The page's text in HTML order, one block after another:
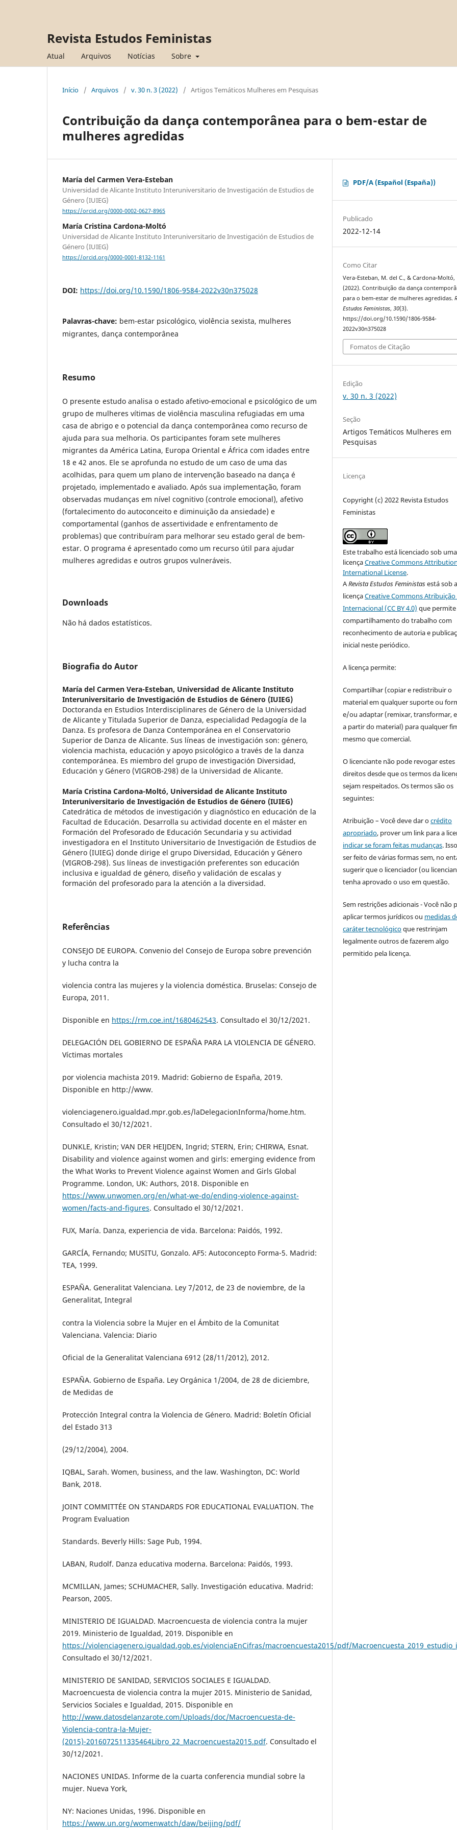
Revista Estudos Feministas
Atual Arquivos Notícias Sobre
Início / Arquivos / v. 30 n. 3 (2022) / Artigos Temáticos Mulheres em Pesquisas
Contribuição da dança contemporânea para o bem-estar de
mulheres agredidas
María del Carmen Vera-Esteban
Universidad de Alicante Instituto Interuniversitario de Investigación de Estudios de
Género (IUIEG)
https://orcid.org/0000-0002-0627-8965
María Cristina Cardona-Moltó
Universidad de Alicante Instituto Interuniversitario de Investigación de Estudios de
Género (IUIEG)
https://orcid.org/0000-0001-8132-1161
DOI: https://doi.org/10.1590/1806-9584-2022v30n375028
Palavras-chave: bem-estar psicológico, violência sexista, mulheres
migrantes, dança contemporânea
Resumo
O presente estudo analisa o estado afetivo-emocional e psicológico de um
grupo de mulheres vítimas de violência masculina refugiadas em uma
casa de abrigo e o potencial da dança contemporânea como recurso de
ajuda para sua melhoria. Os participantes foram sete mulheres
migrantes da América Latina, Europa Oriental e África com idades entre
18 e 42 anos. Ele se aprofunda no estudo de um caso de uma das
acolhidas, para quem um plano de intervenção baseado na dança é
projetado, implementado e avaliado. Após sua implementação, foram
observadas mudanças em nível cognitivo (controle emocional), afetivo
(fortalecimento do autoconceito e diminuição da ansiedade) e
comportamental (ganhos de assertividade e enfrentamento de
problemas) que contribuíram para melhorar seu estado geral de bem-
estar. O programa é apresentado como um recurso útil para ajudar
mulheres agredidas e outros grupos vulneráveis.
Downloads
Não há dados estatísticos.
Biografia do Autor
María del Carmen Vera-Esteban, Universidad de Alicante Instituto
Interuniversitario de Investigación de Estudios de Género (IUIEG)
Doctoranda en Estudios Interdisciplinares de Género de la Universidad
de Alicante y Titulada Superior de Danza, especialidad Pedagogía de la
Danza. Es profesora de Danza Contemporánea en el Conservatorio
Superior de Danza de Alicante. Sus líneas de investigación son: género,
violencia machista, educación y apoyo psicológico a través de la danza
contemporánea. Es miembro del grupo de investigación Diversidad,
Educación y Género (VIGROB-298) de la Universidad de Alicante.
María Cristina Cardona-Moltó, Universidad de Alicante Instituto
Interuniversitario de Investigación de Estudios de Género (IUIEG)
Catedrática de métodos de investigación y diagnóstico en educación de la
Facultad de Educación. Desarrolla su actividad docente en el máster en
Formación del Profesorado de Educación Secundaria y su actividad
investigadora en el Instituto Universitario de Investigación de Estudios de
Género (IUIEG) donde dirige el grupo Diversidad, Educación y Género
(VIGROB-298). Sus líneas de investigación preferentes son educación
inclusiva e igualdad de género, diseño y validación de escalas y
formación del profesorado para la atención a la diversidad.
Referências
CONSEJO DE EUROPA. Convenio del Consejo de Europa sobre prevención
y lucha contra la
violencia contra las mujeres y la violencia doméstica. Bruselas: Consejo de
Europa, 2011.
Disponible en https://rm.coe.int/1680462543. Consultado el 30/12/2021.
DELEGACIÓN DEL GOBIERNO DE ESPAÑA PARA LA VIOLENCIA DE GÉNERO.
Víctimas mortales
por violencia machista 2019. Madrid: Gobierno de España, 2019.
Disponible en http://www.
violenciagenero.igualdad.mpr.gob.es/laDelegacionInforma/home.htm.
Consultado el 30/12/2021.
DUNKLE, Kristin; VAN DER HEIJDEN, Ingrid; STERN, Erin; CHIRWA, Esnat.
Disability and violence against women and girls: emerging evidence from
the What Works to Prevent Violence against Women and Girls Global
Programme. London, UK: Authors, 2018. Disponible en
https://www.unwomen.org/en/what-we-do/ending-violence-against-
women/facts-and-figures. Consultado el 30/12/2021.
FUX, María. Danza, experiencia de vida. Barcelona: Paidós, 1992.
GARCÍA, Fernando; MUSITU, Gonzalo. AF5: Autoconcepto Forma-5. Madrid:
TEA, 1999.
ESPAÑA. Generalitat Valenciana. Ley 7/2012, de 23 de noviembre, de la
Generalitat, Integral
contra la Violencia sobre la Mujer en el Ámbito de la Comunitat
Valenciana. Valencia: Diario
Oficial de la Generalitat Valenciana 6912 (28/11/2012), 2012.
ESPAÑA. Gobierno de España. Ley Orgánica 1/2004, de 28 de diciembre,
de Medidas de
Protección Integral contra la Violencia de Género. Madrid: Boletín Oficial
del Estado 313
(29/12/2004), 2004.
IQBAL, Sarah. Women, business, and the law. Washington, DC: World
Bank, 2018.
JOINT COMMITTÉE ON STANDARDS FOR EDUCATIONAL EVALUATION. The
Program Evaluation
Standards. Beverly Hills: Sage Pub, 1994.
LABAN, Rudolf. Danza educativa moderna. Barcelona: Paidós, 1993.
MCMILLAN, James; SCHUMACHER, Sally. Investigación educativa. Madrid:
Pearson, 2005.
MINISTERIO DE IGUALDAD. Macroencuesta de violencia contra la mujer
2019. Ministerio de Igualdad, 2019. Disponible en
https://violenciagenero.igualdad.gob.es/violenciaEnCifras/macroencuesta2015/pdf/
Consultado el 30/12/2021.
MINISTERIO DE SANIDAD, SERVICIOS SOCIALES E IGUALDAD.
Macroencuesta de violencia contra la mujer 2015. Ministerio de Sanidad,
Servicios Sociales e Igualdad, 2015. Disponible en
http://www.datosdelanzarote.com/Uploads/doc/Macroencuesta-de-
Violencia-contra-la-Mujer-
(2015)-2016072511335464Libro_22_Macroencuesta2015.pdf. Consultado el
30/12/2021.
NACIONES UNIDAS. Informe de la cuarta conferencia mundial sobre la
mujer. Nueva York,
NY: Naciones Unidas, 1996. Disponible en
https://www.un.org/womenwatch/daw/beijing/pdf/
PDF/A (Español (España))
Publicado
2022-12-14
Como Citar
Vera-Esteban, M. del C., & Cardona-Moltó,
(2022). Contribuição da dança
para o bem-estar de mulheres agredidas.
Estudos Feministas,30(3).
https://doi.org/10.1590/1806-9584-
2022v30n375028
Fomatos de Citação
Edição
v. 30 n. 3 (2022)
Seção
Artigos Temáticos Mulheres em
Pesquisas
Licença
Copyright (c) 2022 Revista Estudos
Feministas
Este trabalho está licenciado sob uma
licençaCreative Commons
International License.
ARevista Estudos Feministasestá sob
licençaCreative Commons Atribuição
Internacional (CC BY 4.0) que
compartilhamento do trabalho com
reconhecimento de autoria e
inicial neste periódico.
A licença permite:
Compartilhar (copiar e redistribuir o
material em qualquer suporte ou
e/ou adaptar (remixar, transformar,
a partir do material) para qualquer
mesmo que comercial.
O licenciante não pode revogar estes
direitos desde que os termos da
sejam respeitados. Os termos são os
seguintes:
Atribuição – Você deve dar ocrédito
apropriado, prover um link para a
indicar se foram feitas mudanças.
ser feito de várias formas sem, no
sugerir que o licenciador (ou
tenha aprovado o uso em questão.
Sem restrições adicionais - Você não
aplicar termos jurídicos ou medidas
caráter tecnológicoque restrinjam
legalmente outros de fazerem algo
permitido pela licença.